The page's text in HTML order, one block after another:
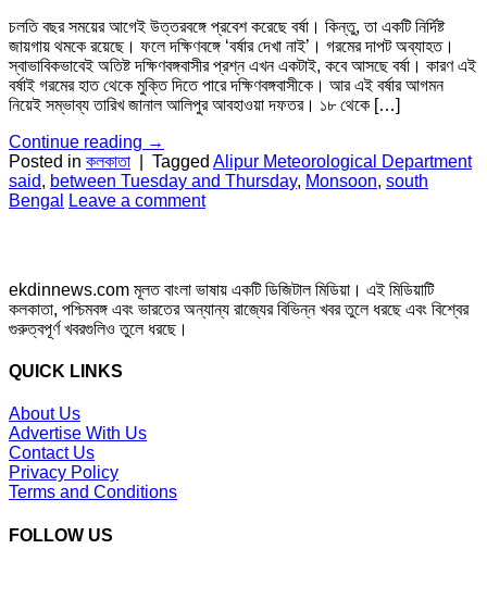
চলতি বছর সময়ের আগেই উত্তরবঙ্গে প্রবেশ করেছে বর্ষা। কিন্তু, তা একটি নির্দিষ্ট
জায়গায় থমকে রয়েছে। ফলে দক্ষিণবঙ্গে ‘বর্ষার দেখা নাই’। গরমের দাপট অব্যাহত।
স্বাভাবিকভাবেই অতিষ্ট দক্ষিণবঙ্গবাসীর প্রশ্ন এখন একটাই, কবে আসছে বর্ষা। কারণ এই
বর্ষাই গরমের হাত থেকে মুক্তি দিতে পারে দক্ষিণবঙ্গবাসীকে। আর এই বর্ষার আগমন
নিয়েই সম্ভাব্য তারিখ জানাল আলিপুর আবহাওয়া দফতর। ১৮ থেকে […]
Continue reading →
Posted in কলকাতা Tagged Alipur Meteorological Department
said, between Tuesday and Thursday, Monsoon, south
Bengal
Leave a comment
ekdinnews.com মূলত বাংলা ভাষায় একটি ডিজিটাল মিডিয়া। এই মিডিয়াটি
কলকাতা, পশ্চিমবঙ্গ এবং ভারতের অন্যান্য রাজ্যের বিভিন্ন খবর তুলে ধরছে এবং বিশ্বের
গুরুত্বপূর্ণ খবরগুলিও তুলে ধরছে।
QUICK LINKS
About Us
Advertise With Us
Contact Us
Privacy Policy
Terms and Conditions
FOLLOW US